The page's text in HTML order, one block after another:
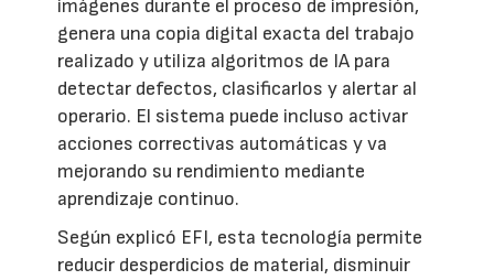
imágenes durante el proceso de impresión,
genera una copia digital exacta del trabajo
realizado y utiliza algoritmos de IA para
detectar defectos, clasificarlos y alertar al
operario. El sistema puede incluso activar
acciones correctivas automáticas y va
mejorando su rendimiento mediante
aprendizaje continuo.
Según explicó EFI, esta tecnología permite
reducir desperdicios de material, disminuir